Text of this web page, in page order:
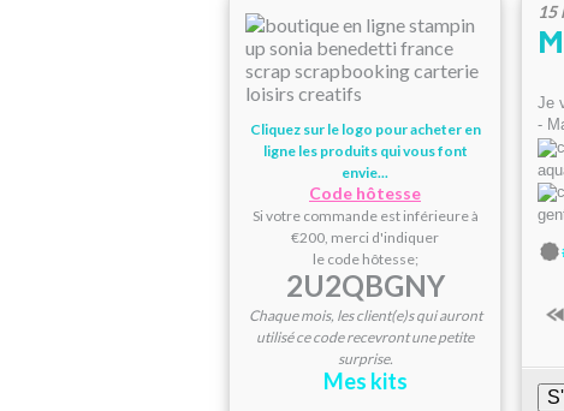
Cliquez sur le logo pour acheter en
ligne les produits qui vous font
envie...
Code hôtesse
Si votre commande est inférieure à
€200, merci d'indiquer
le code hôtesse;
2U2QBGNY
Chaque mois, les client(e)s qui auront
utilisé ce code recevront une petite
surprise.
Mes kits
15
Je
-